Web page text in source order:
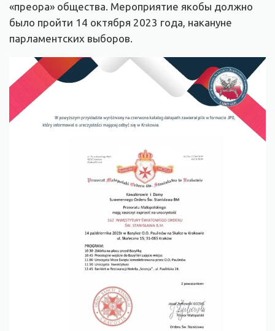
«преора» общества. Мероприятие якобы должно
было пройти 14 октября 2023 года, накануне
парламентских выборов.